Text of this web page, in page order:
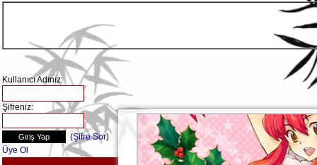
Kullanıcı Adınız:
Şifreniz:
(Şifre Sor)
Üye Ol